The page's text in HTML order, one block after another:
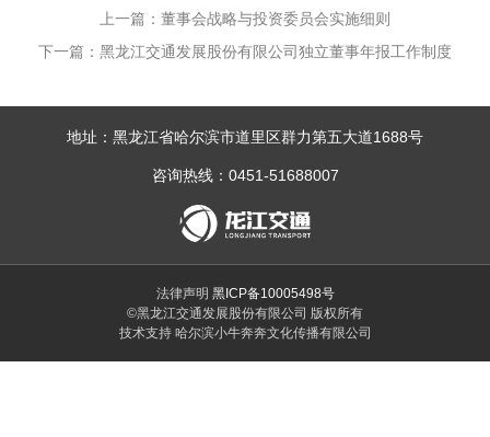
上一篇：董事会战略与投资委员会实施细则
下一篇：黑龙江交通发展股份有限公司独立董事年报工作制度
地址：黑龙江省哈尔滨市道里区群力第五大道1688号
咨询热线：0451-51688007
法律声明 黑ICP备10005498号
©黑龙江交通发展股份有限公司 版权所有
技术支持 哈尔滨小牛奔奔文化传播有限公司